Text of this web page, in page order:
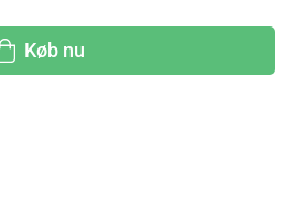
Køb nu